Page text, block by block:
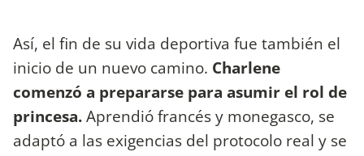
Así, el fin de su vida deportiva fue también el
inicio de un nuevo camino. Charlene
comenzó a prepararse para asumir el rol de
princesa.Aprendió francés y monegasco, se
adaptó a las exigencias del protocolo real y se